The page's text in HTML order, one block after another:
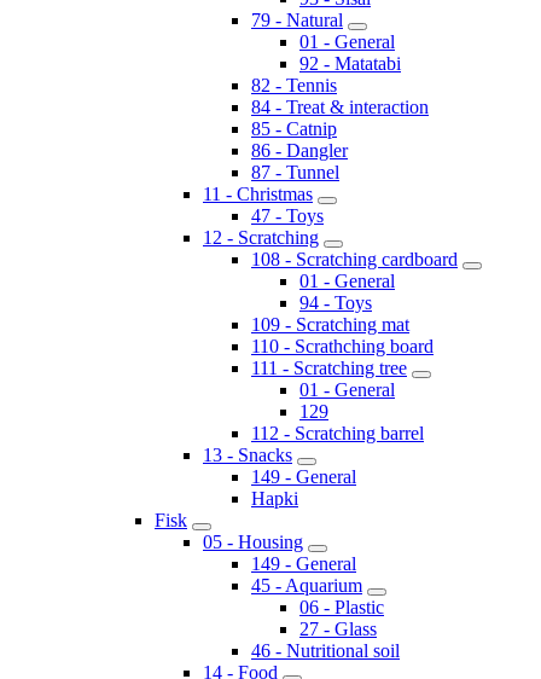
79 - Natural
01 - General
92 - Matatabi
82 - Tennis
84 - Treat & interaction
85 - Catnip
86 - Dangler
87 - Tunnel
11 - Christmas
47 - Toys
12 - Scratching
108 - Scratching cardboard
01 - General
94 - Toys
109 - Scratching mat
110 - Scrathching board
111 - Scratching tree
01 - General
129
112 - Scratching barrel
13 - Snacks
149 - General
Hapki
Fisk
05 - Housing
149 - General
45 - Aquarium
06 - Plastic
27 - Glass
46 - Nutritional soil
14 - Food